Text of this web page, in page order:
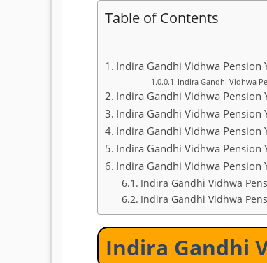
Table of Contents
Indira Gandhi Vidhwa Pension
Indira Gandhi Vidhwa
Indira Gandhi Vidhwa Pension
Indira Gandhi Vidhwa Pension
Indira Gandhi Vidhwa Pension
Indira Gandhi Vidhwa Pension
Indira Gandhi Vidhwa Pension
Indira Gandhi Vidhwa
Indira Gandhi Vidhwa
Indira Gandhi